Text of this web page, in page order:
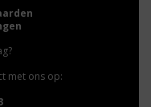
met ons op: